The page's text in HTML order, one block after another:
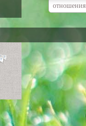
отношения